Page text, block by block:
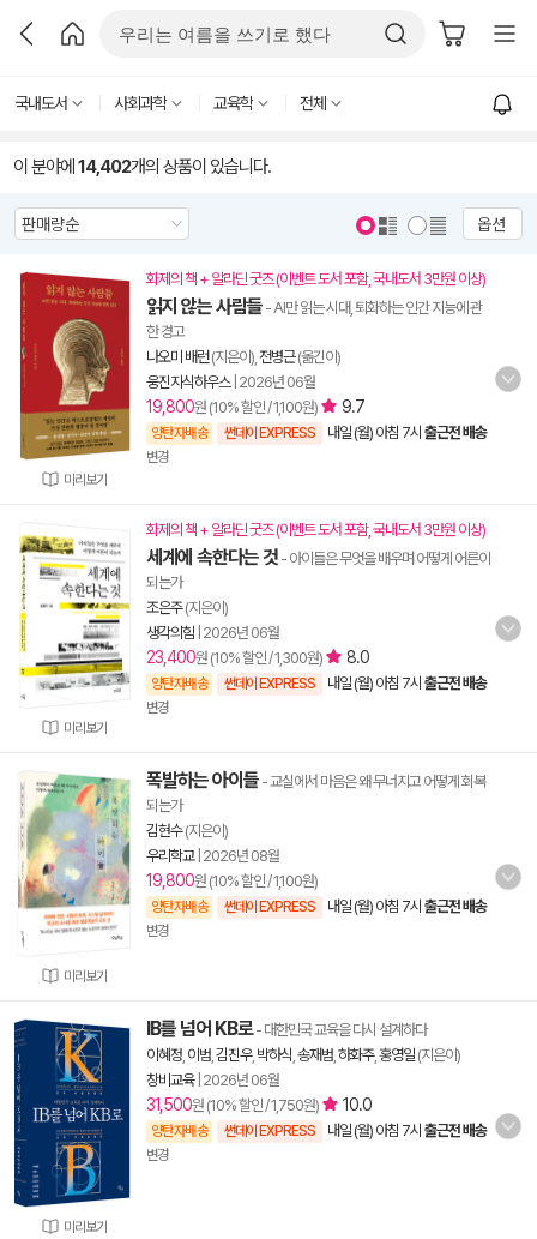
국내도서 사회과학 교육학 전체
이 분야에 14,402개의 상품이 있습니다.
옵션
미리보기
화제의 책 + 알라딘 굿즈 (이벤트 도서 포함, 국내도서 3만원 이상)
읽지 않는 사람들 - AI만 읽는 시대, 퇴화하는 인간 지능에 관
한 경고
나오미 배런(지은이), 전병근(옮긴이)
웅진지식하우스| 2026년 06월
19,800원 (10% 할인 / 1,100원) 9.7
양탄자배송 썬데이 EXPRESS 내일 (월) 아침 7시 출근전 배송
변경
미리보기
화제의 책 + 알라딘 굿즈 (이벤트 도서 포함, 국내도서 3만원 이상)
세계에 속한다는 것 - 아이들은 무엇을 배우며 어떻게 어른이
되는가
조은주(지은이)
생각의힘 2026년 06월
23,400원 (10% 할인 / 1,300원) 8.0
양탄자배송 썬데이 EXPRESS 내일 (월) 아침 7시 출근전 배송
변경
미리보기
폭발하는 아이들 - 교실에서 마음은 왜 무너지고 어떻게 회복
되는가
김현수(지은이)
우리학교| 2026년 08월
19,800원 (10% 할인 / 1,100원)
양탄자배송 썬데이 EXPRESS 내일 (월) 아침 7시 출근전 배송
변경
미리보기
IB를 넘어 KB로- 대한민국 교육을 다시 설계하다
이혜정 이범 김진우, 박하식 송재범 하화주, 홍영일 (지은이)
창비교육| 2026년 06월
31,500원 (10% 할인 / 1,750원) 10.0
양탄자배송 썬데이 EXPRESS 내일 (월) 아침 7시 출근전 배송
변경